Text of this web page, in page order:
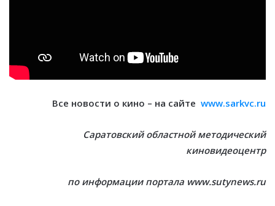
Все новости о кино – на сайте www.sarkvc.ru
Саратовский областной методический
киновидеоцентр
по информации портала www.sutynews.ru